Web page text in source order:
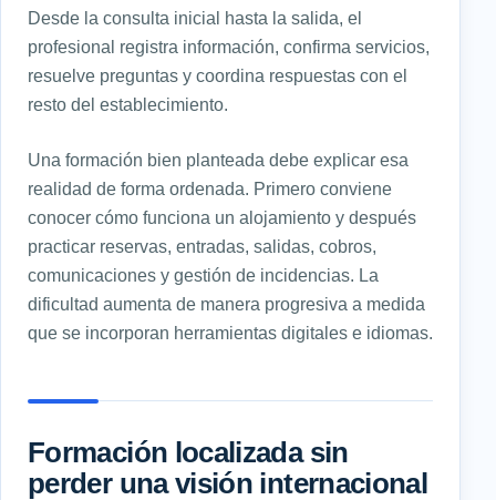
Desde la consulta inicial hasta la salida, el
profesional registra información, confirma servicios,
resuelve preguntas y coordina respuestas con el
resto del establecimiento.
Una formación bien planteada debe explicar esa
realidad de forma ordenada. Primero conviene
conocer cómo funciona un alojamiento y después
practicar reservas, entradas, salidas, cobros,
comunicaciones y gestión de incidencias. La
dificultad aumenta de manera progresiva a medida
que se incorporan herramientas digitales e idiomas.
Formación localizada sin
perder una visión internacional